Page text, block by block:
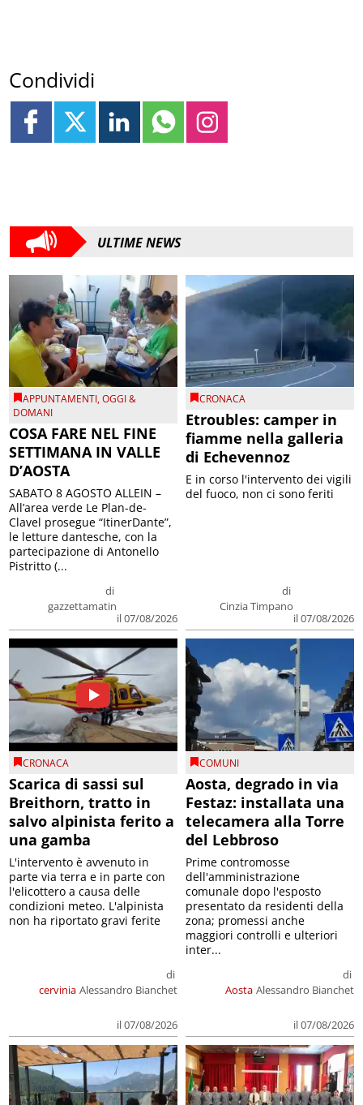
Condividi
ULTIME NEWS
APPUNTAMENTI,OGGI &
DOMANI
COSA FARE NEL FINE
SETTIMANA IN VALLE
D’AOSTA
di
gazzettamatin
il 07/08/2026
SABATO 8 AGOSTO ALLEIN –
All’area verde Le Plan-de-
Clavel prosegue “ItinerDante”,
le letture dantesche, con la
partecipazione di Antonello
Pistritto (...
CRONACA
Etroubles: camper in
fiamme nella galleria
di Echevennoz
di
Cinzia Timpano
il 07/08/2026
E in corso l'intervento dei vigili
del fuoco, non ci sono feriti
CRONACA
Scarica di sassi sul
Breithorn, tratto in
salvo alpinista ferito a
una gamba
cervinia
di
Alessandro Bianchet
il 07/08/2026
L'intervento è avvenuto in
parte via terra e in parte con
l'elicottero a causa delle
condizioni meteo. L'alpinista
non ha riportato gravi ferite
COMUNI
Aosta, degrado in via
Festaz: installata una
telecamera alla Torre
del Lebbroso
Aosta
di
Alessandro Bianchet
il 07/08/2026
Prime contromosse
dell'amministrazione
comunale dopo l'esposto
presentato da residenti della
zona; promessi anche
maggiori controlli e ulteriori
inter...